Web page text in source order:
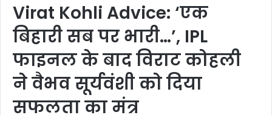
Virat Kohli Advice: ‘एक
बिहारी सब पर भारी…’, IPL
फाइनल के बाद विराट कोहली
ने वैभव सूर्यवंशी को दिया
सफलता का मंत्र